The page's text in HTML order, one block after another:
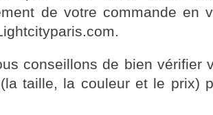
de votre commande en
conseillons de bien vérifier
taille, la couleur et le prix)